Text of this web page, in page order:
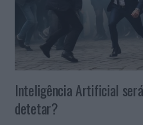
Inteligência Artificial
detetar?